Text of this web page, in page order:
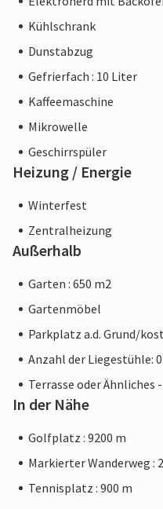
Kühlschrank
Dunstabzug
Gefrierfach : 10 Liter
Kaffeemaschine
Mikrowelle
Geschirrspüler
Heizung / Energie
Winterfest
Zentralheizung
Außerhalb
Garten : 650 m2
Gartenmöbel
Parkplatz a.d. Grund/
Anzahl der Liegestühle: 0
Terrasse oder Ähnliches
In der Nähe
Golfplatz : 9200 m
Markierter Wanderweg :
Tennisplatz : 900 m